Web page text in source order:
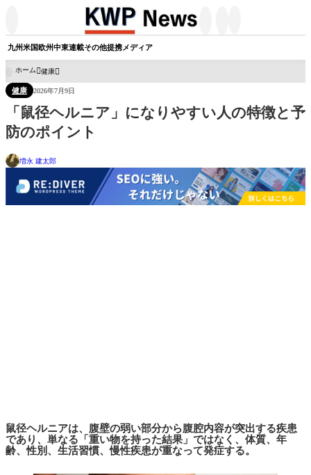
九州米国欧州中東連載その他提携メディア
ホーム 健康
健康 2026年7月9日
「鼠径ヘルニア」になりやすい人の特徴と予
防のポイント
増永 建太郎
鼠径ヘルニアは、腹壁の弱い部分から腹腔内容が突出する疾患
であり、単なる「重い物を持った結果」ではなく、体質、年
齢、性別、生活習慣、慢性疾患が重なって発症する。